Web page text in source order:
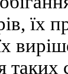
їх
таких